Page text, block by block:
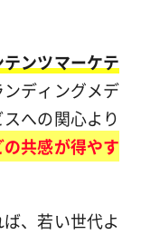
ンツマーケテ
ディングメデ
への関心より
共感が得やす
、若い世代よ